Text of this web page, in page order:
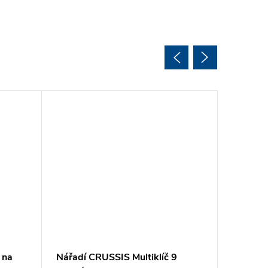
Nářadí CRUSSIS Multiklíč 9